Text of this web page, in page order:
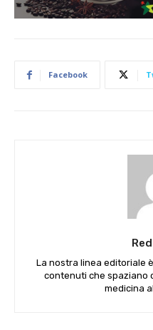
Facebook
La nostra linea editoriale
contenuti che spaziano
medicina